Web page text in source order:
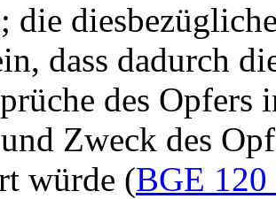
die
dass dadurch
des Opfers
Zweck des
würde (BGE